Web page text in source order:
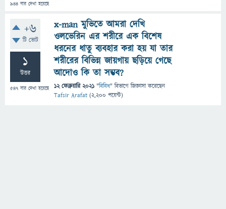
944 বার দেখা হয়েছে
+6
টি ভোট
1
উত্তর
547 বার দেখা হয়েছে
x-man মুভিতে আমরা দেখি
ওলভেরিন এর শরীরে এক বিশেষ
ধরনের ধাতু ব্যবহার করা হয় যা তার
শরীরের বিভিন্ন জায়গায় ছড়িয়ে গেছে
আদোও কি তা সম্ভব?
12 ফেব্রুয়ারি 2021 "বিবিধ" বিভাগে জিজ্ঞাসাকরেছেন
Tafsir Arafat (2,200 পয়েন্ট)